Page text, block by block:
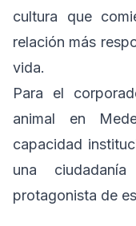
cultura que
relación más
vida.
Para el
animal en
capacidad
una
protagonista de